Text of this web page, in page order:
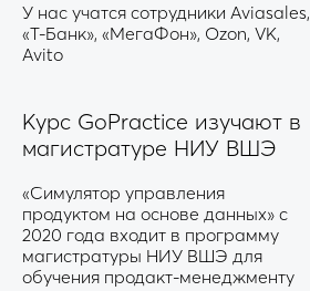
У нас учатся сотрудники Aviasales,
«Т-Банк», «МегаФон», Ozon, VK,
Avito
Курс GoPractice изучают в
магистратуре НИУ ВШЭ
«Симулятор управления
продуктом на основе данных» с
2020 года входит в программу
магистратуры НИУ ВШЭ для
обучения продакт-менеджменту